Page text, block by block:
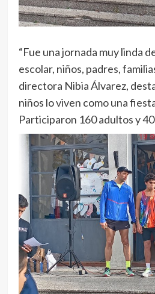
“Fue una jornada muy linda
escolar, niños, padres,
directora Nibia Álvarez,
niños lo viven como una
Participaron 160 adultos y